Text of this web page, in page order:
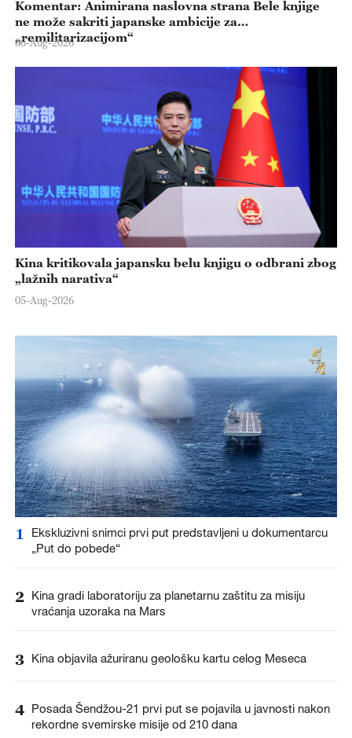
Komentar: Animirana naslovna strana Bele knjige
ne može sakriti japanske ambicije za
„remilitarizacijom“
06-Aug-2026
Kina kritikovala japansku belu knjigu o odbrani zbog
„lažnih narativa“
05-Aug-2026
1
Ekskluzivni snimci prvi put predstavljeni u dokumentarcu
„Put do pobede“
2 Kina gradi laboratoriju za planetarnu zaštitu za misiju
vraćanja uzoraka na Mars
3 Kina objavila ažuriranu geološku kartu celog Meseca
4 Posada Šendžou-21 prvi put se pojavila u javnosti nakon
rekordne svemirske misije od 210 dana